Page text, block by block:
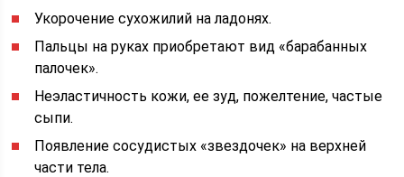
Укорочение сухожилий на ладонях.
Пальцы на руках приобретают вид «барабанных
палочек».
Неэластичность кожи, ее зуд, пожелтение, частые
сыпи.
Появление сосудистых «звездочек» на верхней
части тела.